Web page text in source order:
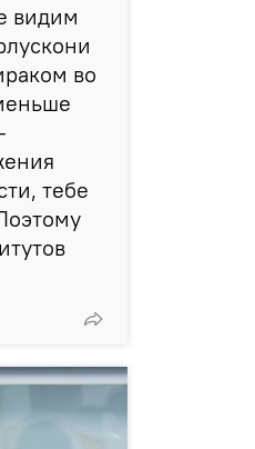
видим
во
тебе